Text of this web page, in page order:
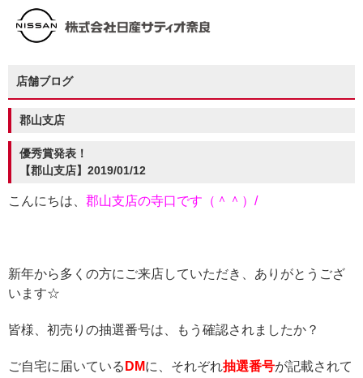
店舗ブログ
郡山支店
優秀賞発表！
【郡山支店】2019/01/12
こんにちは、 郡山支店の寺口です（＾＾）/
新年から多くの方にご来店していただき、ありがとうござ
います☆
皆様、初売りの抽選番号は、もう確認されましたか？
ご自宅に届いている DMに、それぞれ抽選番号が記載されて